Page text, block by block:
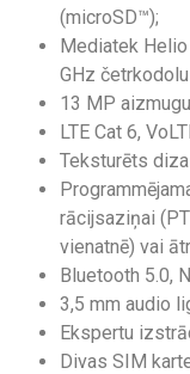
(microSD™);
Mediatek
GHz
13 MP
LTE Cat 6,
Teksturēts
rācijsaziņai
vienatnē) vai
Bluetooth 5.0,
3,5 mm audio
Ekspertu
Divas SIM